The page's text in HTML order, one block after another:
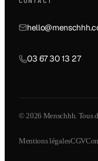
03 67 30 13 27
© 2026 Menschhh. Tous
Mentions légalesCGV